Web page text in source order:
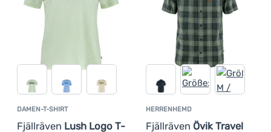
DAMEN-T-SHIRT
Fjällräven Lush Logo T-
HERRENHEMD
Fjällräven Övik Travel